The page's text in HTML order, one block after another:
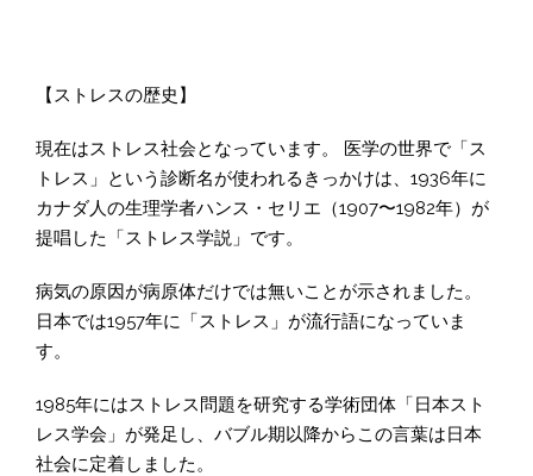
【ストレスの歴史】
現在はストレス社会となっています。 医学の世界で「ス
トレス」という診断名が使われるきっかけは、1936年に
カナダ人の生理学者ハンス・セリエ（1907〜1982年）が
提唱した「ストレス学説」です。
病気の原因が病原体だけでは無いことが示されました。
日本では1957年に「ストレス」が流行語になっていま
す。
1985年にはストレス問題を研究する学術団体「日本スト
レス学会」が発足し、バブル期以降からこの言葉は日本
社会に定着しました。